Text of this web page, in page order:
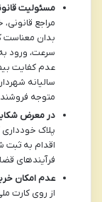
مسئولیت
مراجع
بدان معناست
سرعت، ورود
عدم کفایت
سالیانه
متوجه
در معرض
پلاک
اقدام به ثبت
فرآیندهای
عدم امکان
از روی کارت